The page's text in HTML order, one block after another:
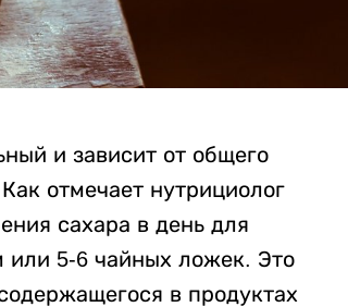
и зависит от общего
отмечает нутрициолог
сахара в день для
или 5-6 чайных ложек. Это
в продуктах